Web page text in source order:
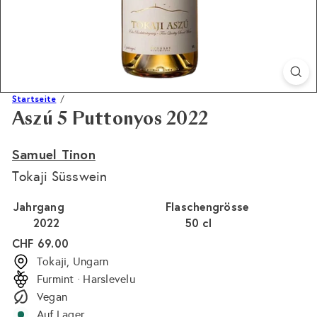
Startseite
Aszú 5 Puttonyos 2022
Samuel Tinon
Tokaji Süsswein
Flaschengrösse
50 cl
Jahrgang
2022
Normaler
Preis
CHF 69.00
Tokaji, Ungarn
Furmint · Harslevelu
Vegan